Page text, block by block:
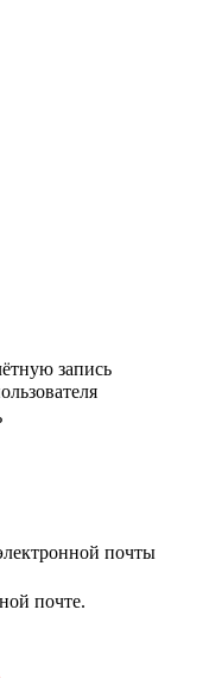
запись
почты
почте.